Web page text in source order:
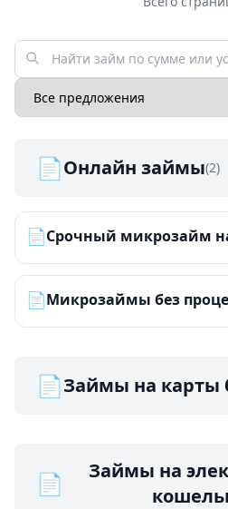
📄Онлайн займы(2)
📄
📄
📄Займы на карты
📄
Займы на